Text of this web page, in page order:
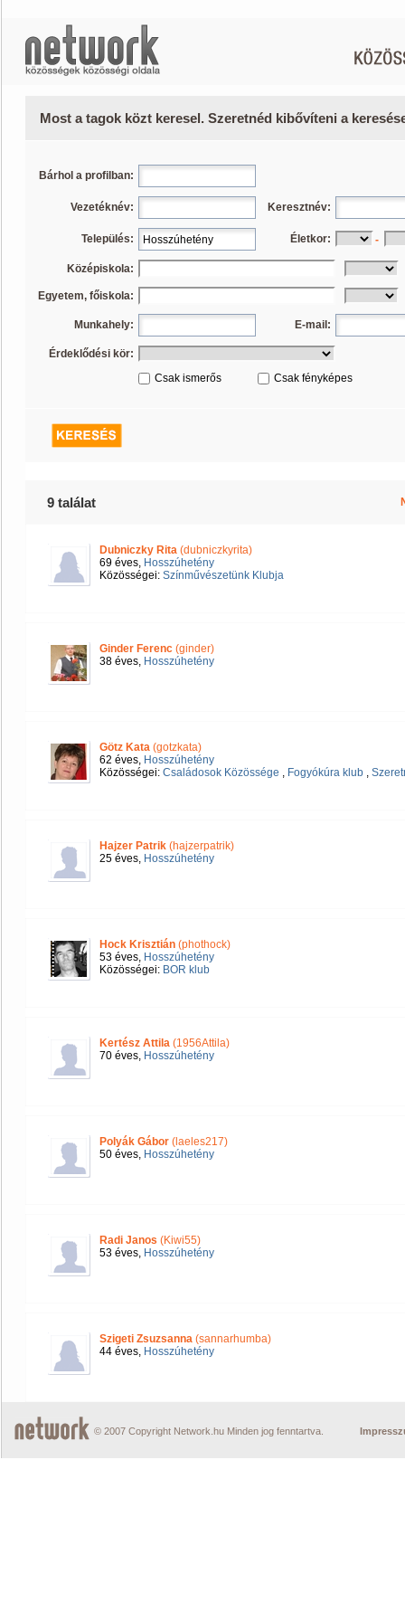
Most a tagok közt keresel. Szeretnéd kibővíteni a
Bárhol a profilban:
Vezetéknév: Keresztnév:
Település: Életkor: -
Középiskola:
Egyetem, főiskola:
Munkahely: E-mail:
Érdeklődési kör:
Csak ismerős
Csak fényképes
9 találat
Dubniczky Rita (dubniczkyrita)
69 éves, Hosszúhetény
Közösségei: Színművészetünk Klubja
Ginder Ferenc (ginder)
38 éves, Hosszúhetény
Götz Kata (gotzkata)
62 éves, Hosszúhetény
Közösségei: Családosok Közössége , Fogyókúra klub ,
Hajzer Patrik (hajzerpatrik)
25 éves, Hosszúhetény
Hock Krisztián (phothock)
53 éves, Hosszúhetény
Közösségei: BOR klub
Kertész Attila (1956Attila)
70 éves, Hosszúhetény
Polyák Gábor (laeles217)
50 éves, Hosszúhetény
Radi Janos (Kiwi55)
53 éves, Hosszúhetény
Szigeti Zsuzsanna (sannarhumba)
44 éves, Hosszúhetény
© 2007 Copyright Network.hu Minden jog fenntartva.